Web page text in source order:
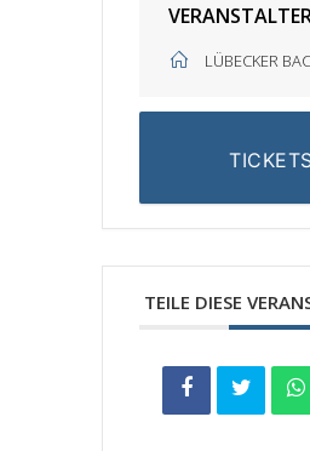
LÜBECKER
TEILE DIESE